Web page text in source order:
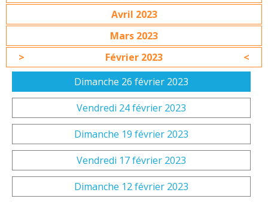
Avril 2023
Mars 2023
Février 2023
Dimanche 26 février 2023
Vendredi 24 février 2023
Dimanche 19 février 2023
Vendredi 17 février 2023
Dimanche 12 février 2023